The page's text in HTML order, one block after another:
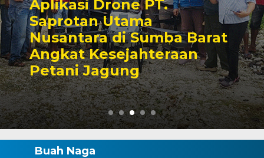
Jangan Kalah oleh Hama
Penyakit, Yuk Atasi
Tantangan Budidaya
Kembang Kol!
Buah Naga